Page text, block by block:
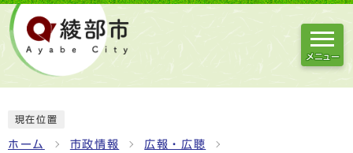
メニュー
現在位置
ホーム 市政情報 広報・広聴